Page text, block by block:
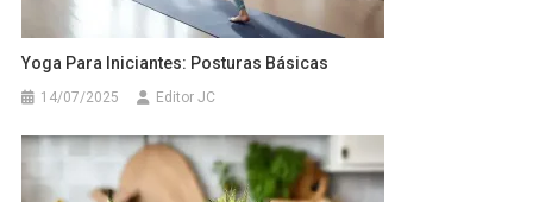
Yoga Para Iniciantes: Posturas Básicas
14/07/2025 Editor JC